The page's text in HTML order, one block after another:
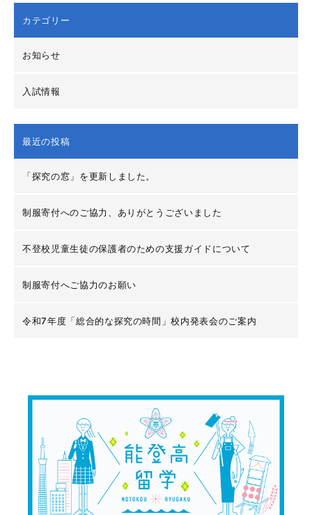
カテゴリー
お知らせ
入試情報
最近の投稿
「探究の窓」を更新しました。
制服寄付へのご協力、ありがとうございました
不登校児童生徒の保護者のための支援ガイドについて
制服寄付へご協力のお願い
令和7年度「総合的な探究の時間」校内発表会のご案内